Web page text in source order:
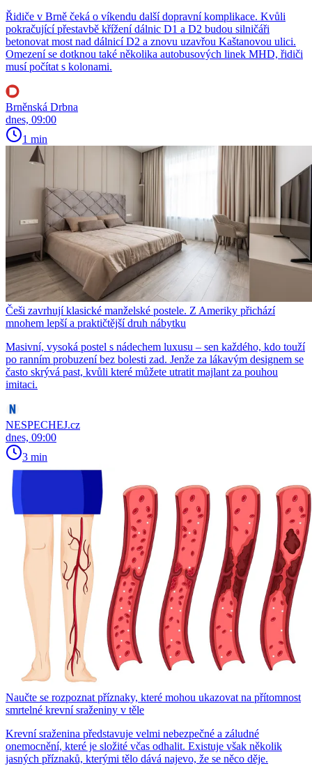
Řidiče v Brně čeká o víkendu další dopravní komplikace. Kvůli
pokračující přestavbě křížení dálnic D1 a D2 budou silničáři
betonovat most nad dálnicí D2 a znovu uzavřou Kaštanovou ulici.
Omezení se dotknou také několika autobusových linek MHD, řidiči
musí počítat s kolonami.
Brněnská Drbna
dnes, 09:00
1 min
Češi zavrhují klasické manželské postele. Z Ameriky přichází
mnohem lepší a praktičtější druh nábytku
Masivní, vysoká postel s nádechem luxusu – sen každého, kdo touží
po ranním probuzení bez bolesti zad. Jenže za lákavým designem se
často skrývá past, kvůli které můžete utratit majlant za pouhou
imitaci.
NESPECHEJ.cz
dnes, 09:00
3 min
Naučte se rozpoznat příznaky, které mohou ukazovat na přítomnost
smrtelné krevní sraženiny v těle
Krevní sraženina představuje velmi nebezpečné a záludné
onemocnění, které je složité včas odhalit. Existuje však několik
jasných příznaků, kterými tělo dává najevo, že se něco děje.